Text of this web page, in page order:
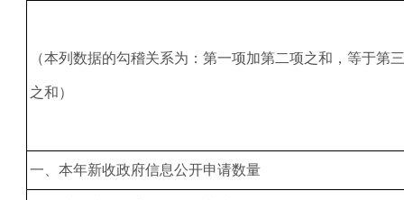
（本列数据的勾稽关系为：第一项加第二项之和，等于第
之和）
一、本年新收政府信息公开申请数量